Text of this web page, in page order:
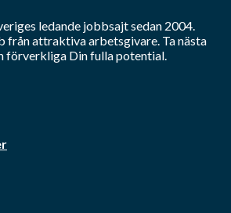
ledande jobbsajt sedan 2004.
från attraktiva arbetsgivare. Ta nästa
förverkliga Din fulla potential.